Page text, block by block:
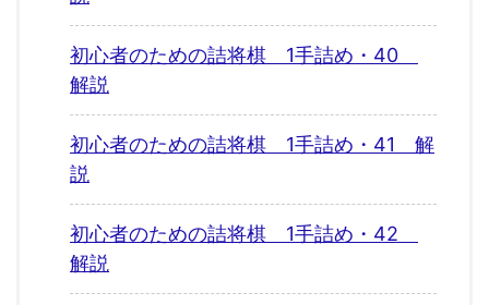
初心者のための詰将棋 1手詰め・40
解説
初心者のための詰将棋 1手詰め・41 解
説
初心者のための詰将棋 1手詰め・42
解説